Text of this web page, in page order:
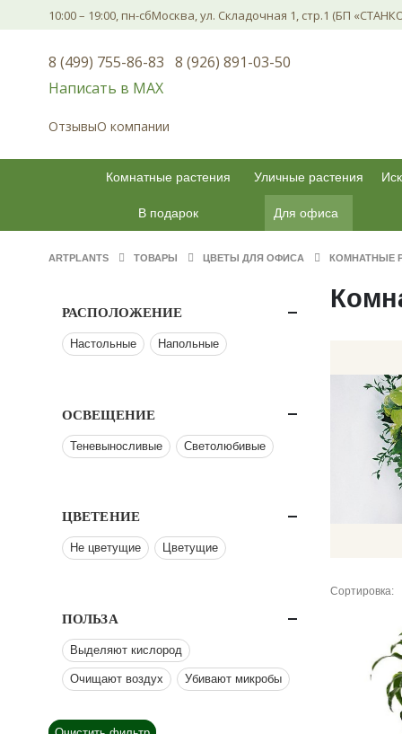
10:00 – 19:00, пн-сбМосква, ул. Складочная 1, стр.1 (БП
8 (499) 755-86-83 8 (926) 891-03-50
Написать в МАХ
ОтзывыО компании
Комнатные растения Уличные растения
В подарок Для офиса
ARTPLANTS ТОВАРЫ ЦВЕТЫ ДЛЯ ОФИСА КОМНАТНЫЕ
Сортировка:
РАСПОЛОЖЕНИЕ
Настольные Напольные
ОСВЕЩЕНИЕ
Теневыносливые Светолюбивые
ЦВЕТЕНИЕ
Не цветущие Цветущие
ПОЛЬЗА
Выделяют кислород
Очищают воздух Убивают микробы